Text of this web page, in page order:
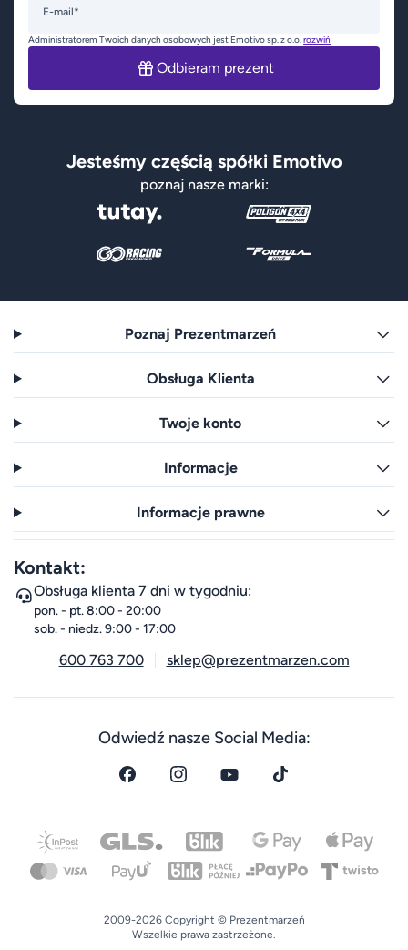
E-mail*
Administratorem Twoich danych osobowych jest Emotivo sp. z o.o.rozwiń
Odbieram prezent
Jesteśmy częścią spółki Emotivo
poznaj nasze marki:
Poznaj Prezentmarzeń
Obsługa Klienta
Twoje konto
Informacje
Informacje prawne
Kontakt:
Obsługa klienta 7 dni w tygodniu:
pon. - pt. 8:00 - 20:00
sob. - niedz. 9:00 - 17:00
600 763 700 sklep@prezentmarzen.com
Odwiedź nasze Social Media:
2009-2026 Copyright © Prezentmarzeń
Wszelkie prawa zastrzeżone.